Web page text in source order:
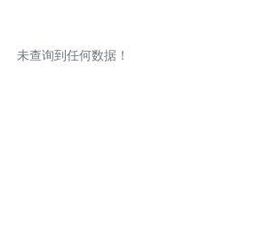
未查询到任何数据！